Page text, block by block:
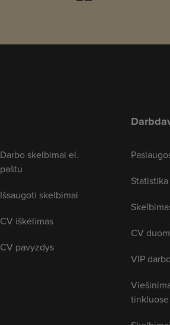
Darbo skelbimai el.
paštu
Išsaugoti skelbimai
CV iškėlimas
CV pavyzdys
Statistika
CV
VIP
tinkluose